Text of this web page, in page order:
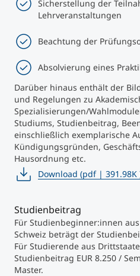
Sicherstellung der
Lehrveranstaltungen
Beachtung der
Absolvierung eines
Darüber hinaus enthält der
und Regelungen zu
Spezialisierungen/
Studiums, Studienbeitrag,
einschließlich exemplarische
Kündigungsgründen,
Hausordnung etc.
Download (pdf | 391.98K
Studienbeitrag
Für Studienbeginner:innen
Schweiz beträgt der
Für Studierende aus
Studienbeitrag EUR 8.250 /
Master.